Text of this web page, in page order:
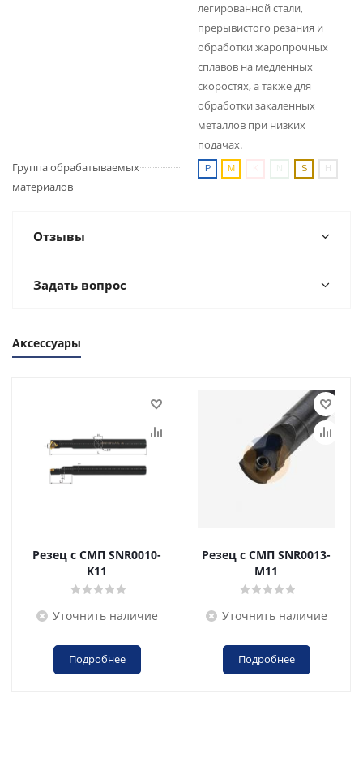
легированной стали,
прерывистого резания и
обработки жаропрочных
сплавов на медленных
скоростях, а также для
обработки закаленных
металлов при низких
подачах.
Группа обрабатываемых
материалов
Отзывы
Задать вопрос
Аксессуары
Резец с СМП SNR0010-
K11
Уточнить наличие
Подробнее
Резец с СМП SNR0013-
M11
Уточнить наличие
Подробнее